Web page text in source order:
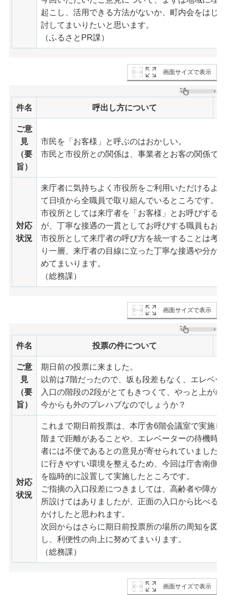
起こし、活用できる方法がないか、町内会をはじ
討してまいりたいと思います。
（ふるさとPR課）
画面サイズで表示
件名 呼出し方について
ご意
見
（要
旨）
市民を「お客様」と呼ぶのはおかしい。
市民と市役所との関係は、事業者とお客の関係で
対応
状況
来庁者に気持ちよく市役所をご利用いただけるよ
て日頃から全職員で取り組んでいるところです。
市役所としては来庁者を「お客様」とお呼びする
が、丁寧な接遇の一貫としてお呼びする職員もお
市役所として来庁者の呼び方を統一することは考
り一層、来庁者の目線に立った丁寧な接遇や分か
めてまいります。
（総務課）
画面サイズで表示
件名 投票の件について
ご意
見
（要
旨）
期日前の投票に来ました。
以前は7階だったので、坂も段差もなく、エレベ
入口の階段の2段がとてもきつくて、やっと上がれ
今からも外のプレハブなのでしょうか？
対応
状況
これまで期日前投票は、本庁舎6階会議室で実施
階まで距離があることや、エレベーターの待機時
者には不便であるとの意見が寄せられていました
に行きやすい環境を整えるため、今回は庁舎南側
を臨時的に設置して実施したところです。
ご指摘の入口段差につきましては、高齢者や障が
所設けてはありましたが、正面の入口から比べる
かけしたと思われます。
次回からはさらに期日前投票所の場所の周知を図
し、利便性の向上に努めてまいります。
（総務課）
画面サイズで表示